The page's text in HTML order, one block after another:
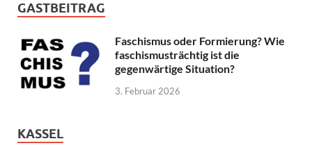
GASTBEITRAG
Faschismus oder Formierung? Wie
faschismusträchtig ist die
gegenwärtige Situation?
3. Februar 2026
KASSEL